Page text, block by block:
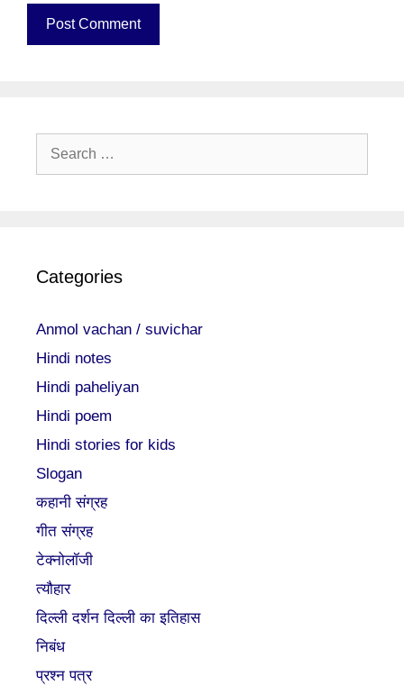
Search
Categories
Anmol vachan / suvichar
Hindi notes
Hindi paheliyan
Hindi poem
Hindi stories for kids
Slogan
कहानी संग्रह
गीत संग्रह
टेक्नोलॉजी
त्यौहार
दिल्ली दर्शन दिल्ली का इतिहास
निबंध
प्रश्न पत्र